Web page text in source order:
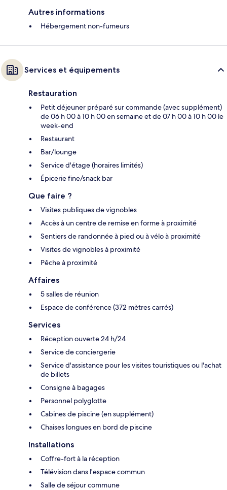
Autres informations
Hébergement non-fumeurs
Services et équipements
Restauration
Petit déjeuner préparé sur commande (avec supplément)
de 06 h 00 à 10 h 00 en semaine et de 07 h 00 à 10 h 00 le
week-end
Restaurant
Bar/lounge
Service d'étage (horaires limités)
Épicerie fine/snack bar
Que faire ?
Visites publiques de vignobles
Accès à un centre de remise en forme à proximité
Sentiers de randonnée à pied ou à vélo à proximité
Visites de vignobles à proximité
Pêche à proximité
Affaires
5 salles de réunion
Espace de conférence (372 mètres carrés)
Services
Réception ouverte 24 h/24
Service de conciergerie
Service d'assistance pour les visites touristiques ou l'achat
de billets
Consigne à bagages
Personnel polyglotte
Cabines de piscine (en supplément)
Chaises longues en bord de piscine
Installations
Coffre-fort à la réception
Télévision dans l'espace commun
Salle de séjour commune